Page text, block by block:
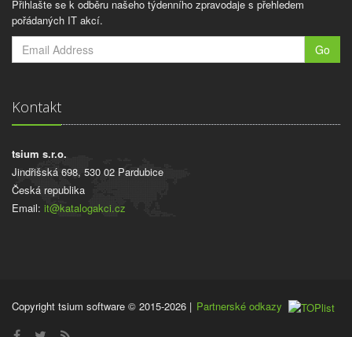
Přihlašte se k odběru našeho týdenního zpravodaje s přehledem
pořádaných IT akcí.
Go
Kontakt
tsium s.r.o.
Jindřišská 698, 530 02 Pardubice
Česká republika
Email: it@katalogakci.cz
Copyright tsium software © 2015-2026 | Partnerské odkazy